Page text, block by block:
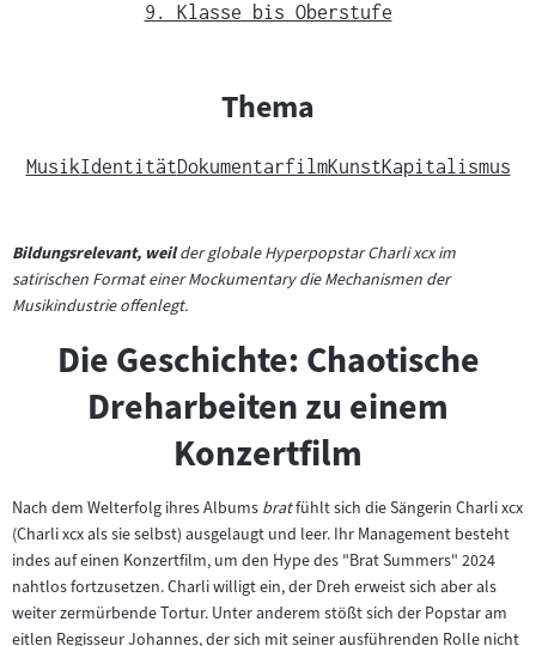
9. Klasse bis Oberstufe
Thema
MusikIdentitätDokumentarfilmKunstKapitalismus
Bildungsrelevant, weilder globale Hyperpopstar Charli xcx im
satirischen Format einer Mockumentary die Mechanismen der
Musikindustrie offenlegt.
Die Geschichte: Chaotische
Dreharbeiten zu einem
Konzertfilm
Nach dem Welterfolg ihres Albums bratfühlt sich die Sängerin Charli xcx
(Charli xcx als sie selbst) ausgelaugt und leer. Ihr Management besteht
indes auf einen Konzertfilm, um den Hype des "Brat Summers" 2024
nahtlos fortzusetzen. Charli willigt ein, der Dreh erweist sich aber als
weiter zermürbende Tortur. Unter anderem stößt sich der Popstar am
eitlen Regisseur Johannes, der sich mit seiner ausführenden Rolle nicht